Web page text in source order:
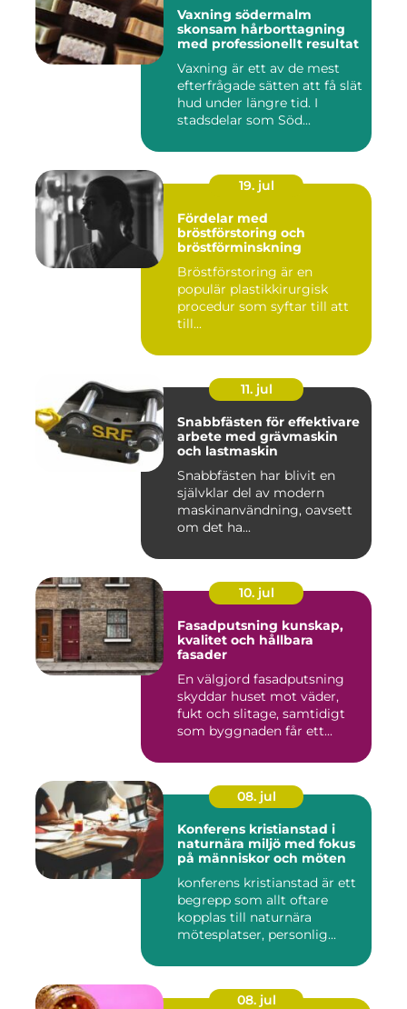
Vaxning södermalm
skonsam hårborttagning
med professionellt resultat
Vaxning är ett av de mest
efterfrågade sätten att få slät
hud under längre tid. I
stadsdelar som Söd...
19. jul
Fördelar med
bröstförstoring och
bröstförminskning
Bröstförstoring är en
populär plastikkirurgisk
procedur som syftar till att
till...
11. jul
Snabbfästen för effektivare
arbete med grävmaskin
och lastmaskin
Snabbfästen har blivit en
självklar del av modern
maskinanvändning, oavsett
om det ha...
10. jul
Fasadputsning kunskap,
kvalitet och hållbara
fasader
En välgjord fasadputsning
skyddar huset mot väder,
fukt och slitage, samtidigt
som byggnaden får ett...
08. jul
Konferens kristianstad i
naturnära miljö med fokus
på människor och möten
konferens kristianstad är ett
begrepp som allt oftare
kopplas till naturnära
mötesplatser, personlig...
08. jul